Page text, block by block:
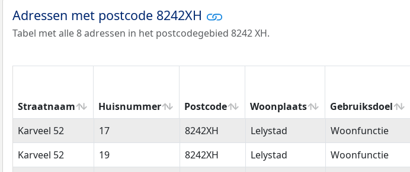
Adressen met postcode 8242XH
Tabel met alle 8 adressen in het postcodegebied 8242 XH.
Straatnaam Huisnummer Postcode Woonplaats Gebruiksdoel
Straatnaam
Huisnummer Postcode Woonplaats Gebruiksdoel
Karveel 52 17 8242XH Lelystad Woonfunctie
Karveel 52
19 8242XH Lelystad Woonfunctie